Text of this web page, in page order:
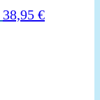
El
38,95 €El